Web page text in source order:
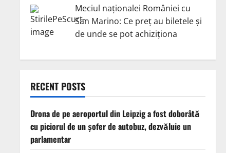
Meciul naționalei României cu
San Marino: Ce preț au biletele și
de unde se pot achiziționa
RECENT POSTS
Drona de pe aeroportul din Leipzig a fost doborâtă
cu piciorul de un şofer de autobuz, dezvăluie un
parlamentar